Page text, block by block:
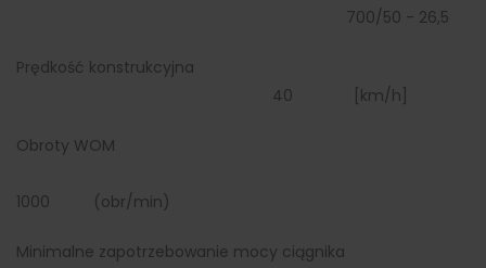
700/50 - 26,5
Prędkość konstrukcyjna
40 [km/h]
Obroty WOM
1000 (obr/min)
Minimalne zapotrzebowanie mocy ciągnika